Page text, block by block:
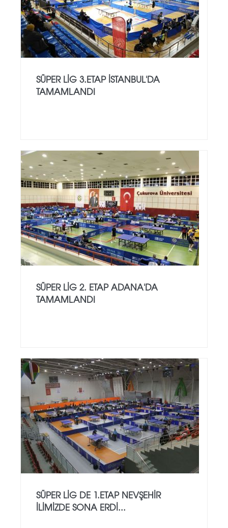
SÜPER LİG 3.ETAP İSTANBUL'DA
TAMAMLANDI
SÜPER LİG 2. ETAP ADANA'DA
TAMAMLANDI
SÜPER LİG DE 1.ETAP NEVŞEHİR
İLİMİZDE SONA ERDİ...